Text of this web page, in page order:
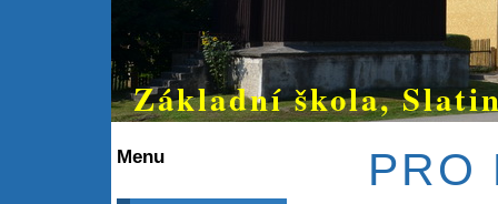
Základní škola,
Menu PRO